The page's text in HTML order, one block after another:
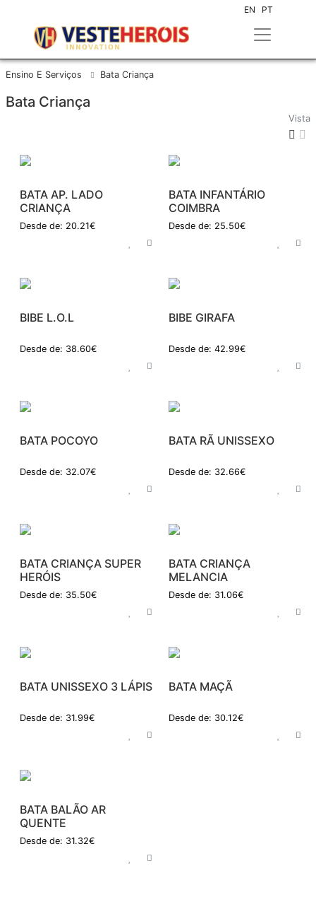
EN PT
Ensino E Serviços Bata Criança
Bata Criança
Vista
BATA AP. LADO
CRIANÇA
Desde de: 20.21€
BATA INFANTÁRIO
COIMBRA
Desde de: 25.50€
BIBE L.O.L
Desde de: 38.60€
BIBE GIRAFA
Desde de: 42.99€
BATA POCOYO
Desde de: 32.07€
BATA RÃ UNISSEXO
Desde de: 32.66€
BATA CRIANÇA SUPER
HERÓIS
Desde de: 35.50€
BATA CRIANÇA
MELANCIA
Desde de: 31.06€
BATA UNISSEXO 3 LÁPIS
Desde de: 31.99€
BATA MAÇÃ
Desde de: 30.12€
BATA BALÃO AR
QUENTE
Desde de: 31.32€